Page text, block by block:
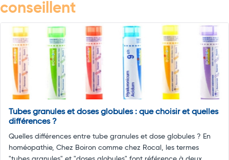
conseillent
Tubes granules et doses globules : que choisir et quelles
différences ?
Quelles différences entre tube granules et dose globules ? En
homéopathie, Chez Boiron comme chez Rocal, les termes